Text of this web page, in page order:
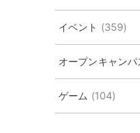
イベント (359)
オープンキャンパ
ゲーム (104)